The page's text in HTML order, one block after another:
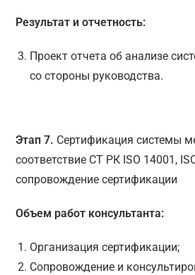
Результат и отчетность:
Проект отчета об анализе
со стороны руководства.
Этап 7. Сертификация системы
соответствие СТ РК ISO 14001,
сопровождение сертификации
Объем работ консультанта:
Организация сертификации;
Сопровождение и